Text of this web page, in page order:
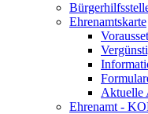
Ehrenamtskarte
Aktuelle
Ehrenamt -